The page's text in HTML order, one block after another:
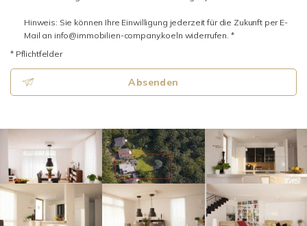
Hinweis: Sie können Ihre Einwilligung jederzeit für die Zukunft per E-
Mail an info@immobilien-company.koeln widerrufen. *
* Pflichtfelder
Absenden